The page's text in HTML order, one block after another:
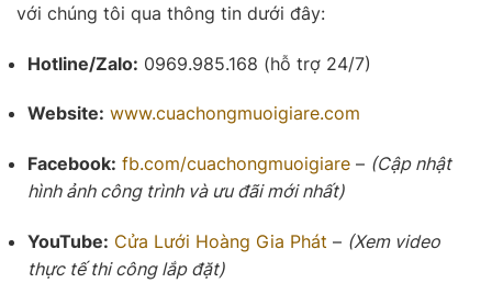
với chúng tôi qua thông tin dưới đây:
Hotline/Zalo: 0969.985.168 (hỗ trợ 24/7)
Website: www.cuachongmuoigiare.com
Facebook: fb.com/cuachongmuoigiare – (Cập nhật
hình ảnh công trình và ưu đãi mới nhất)
YouTube: Cửa Lưới Hoàng Gia Phát – (Xem video
thực tế thi công lắp đặt)